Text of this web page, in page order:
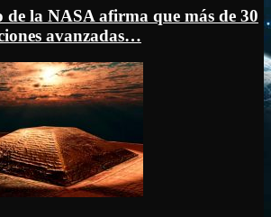
de la NASA afirma que más de 30
avanzadas…